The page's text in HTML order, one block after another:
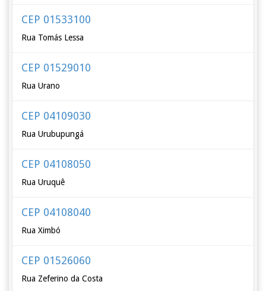
CEP 01533100
Rua Tomás Lessa
CEP 01529010
Rua Urano
CEP 04109030
Rua Urubupungá
CEP 04108050
Rua Uruquê
CEP 04108040
Rua Ximbó
CEP 01526060
Rua Zeferino da Costa